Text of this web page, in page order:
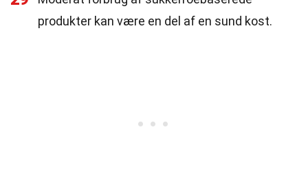
produkter kan være en del af en sund kost.